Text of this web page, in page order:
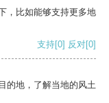
，比如能够支持更多地
支持[0] 反对[0]
的地，了解当地的风土